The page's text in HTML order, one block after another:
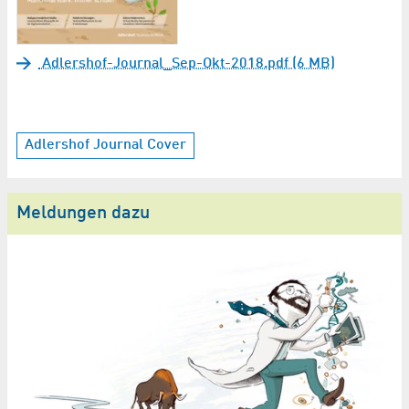
Adlershof-Journal_Sep-Okt-2018.pdf (6 MB)
Adlershof Journal Cover
Meldungen dazu